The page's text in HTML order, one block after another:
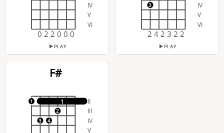
IV
V
VI
0 2 2 0 0 0
PLAY
IV
V
VI
3
2 4 2 3 2 2
PLAY
F#
II
III
IV
V
1
1
3 4
2